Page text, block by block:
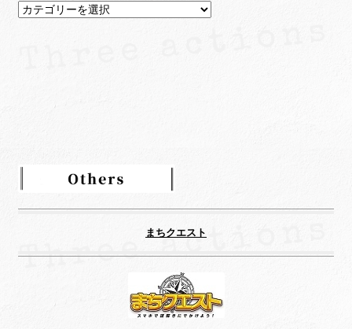
カ
まちクエスト